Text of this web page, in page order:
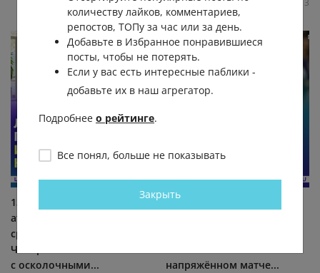
13 человек пострадали при
атаке БПЛА на Белгород,
среди них двое детей.
Четырёхлетнего мальчика
с осколочными...
Екатерина Александрова
напряжённом матче...
количеству лайков, комментариев,
репостов, ТОПу за час или за день.
Добавьте в Избранное понравившиеся
посты, чтобы не потерять.
Если у вас есть интересные паблики -
добавьте их в наш агрегатор.
Подробнее о рейтинге.
Все понял, больше не показывать
Закрыть